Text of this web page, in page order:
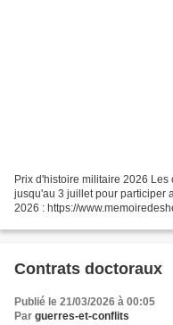
Prix d'histoire militaire 2026
jusqu'au 3 juillet pour participer
2026 : https://
Contrats doctoraux
Publié le 21/03/2026 à 00:05
Par guerres-et-conflits